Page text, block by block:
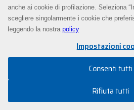
anche ai cookie di profilazione. Seleziona
scegliere singolarmente i cookie che
leggendo la nostra policy
Impostazioni
Consenti tutti
Rifiuta tutti